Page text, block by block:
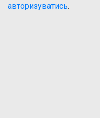
авторизуватись.